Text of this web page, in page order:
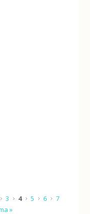
3 4 5 6
7
»